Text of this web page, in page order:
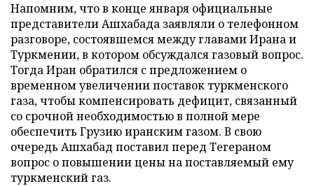
Напомним, что в конце января официальные
представители Ашхабада заявляли о телефонном
разговоре, состоявшемся между главами Ирана и
Туркмении, в котором обсуждался газовый вопрос.
Тогда Иран обратился с предложением о
временном увеличении поставок туркменского
газа, чтобы компенсировать дефицит, связанный
со срочной необходимостью в полной мере
обеспечить Грузию иранским газом. В свою
очередь Ашхабад поставил перед Тегераном
вопрос о повышении цены на поставляемый ему
туркменский газ.